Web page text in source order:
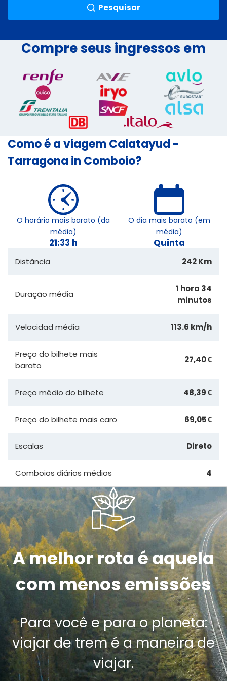
Pesquisar
Compre seus ingressos em
Como é a viagem Calatayud -
Tarragona in Comboio?
O horário mais barato (da
média)
21:33 h
O dia mais barato (em
média)
Quinta
Distância 242 Km
Duração média
1 hora 34
minutos
Velocidad média 113.6 km/h
Preço do bilhete mais
barato
27,40 €
Preço médio do bilhete 48,39 €
Preço do bilhete mais caro 69,05 €
Escalas Direto
Comboios diários médios 4
A melhor rota é aquela
com menos emissões
Para você e para o planeta:
viajar de trem é a maneira de
viajar.